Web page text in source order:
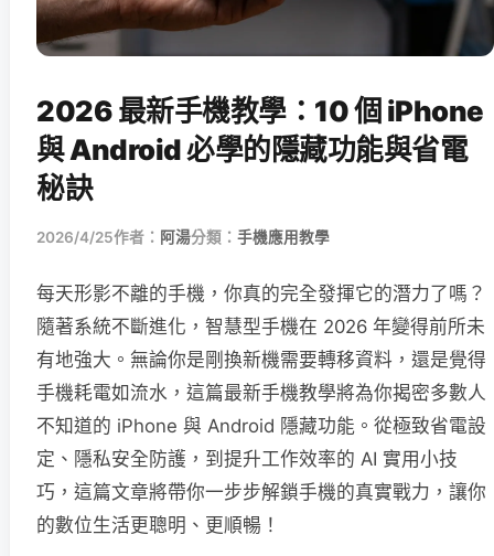
2026 最新手機教學：10 個 iPhone
與 Android 必學的隱藏功能與省電
秘訣
2026/4/25作者： 阿湯分類： 手機應用教學
每天形影不離的手機，你真的完全發揮它的潛力了嗎？
隨著系統不斷進化，智慧型手機在 2026 年變得前所未
有地強大。無論你是剛換新機需要轉移資料，還是覺得
手機耗電如流水，這篇最新手機教學將為你揭密多數人
不知道的 iPhone 與 Android 隱藏功能。從極致省電設
定、隱私安全防護，到提升工作效率的 AI 實用小技
巧，這篇文章將帶你一步步解鎖手機的真實戰力，讓你
的數位生活更聰明、更順暢！